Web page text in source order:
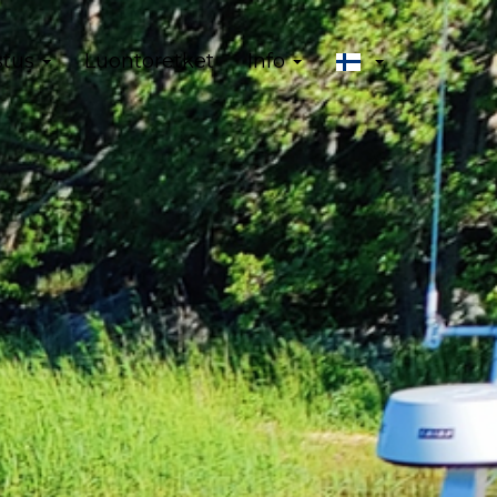
Luontoretket Info